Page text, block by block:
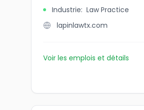
Industrie: Law Practice
lapinlawtx.com
Voir les emplois et détails